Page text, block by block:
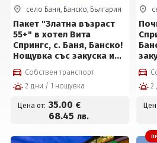
село Баня, Банско, България
Пакет "Златна възраст
55+" в хотел Вита
Спрингс, с. Баня, Банско!
Нощувка със закуска и
вечеря + Минерални
басейни и СПА пакет за
35 € на човек
Собствен транспорт
2 дни / 1 нощувка
Цена от: 35.00 €
68.45 лв.